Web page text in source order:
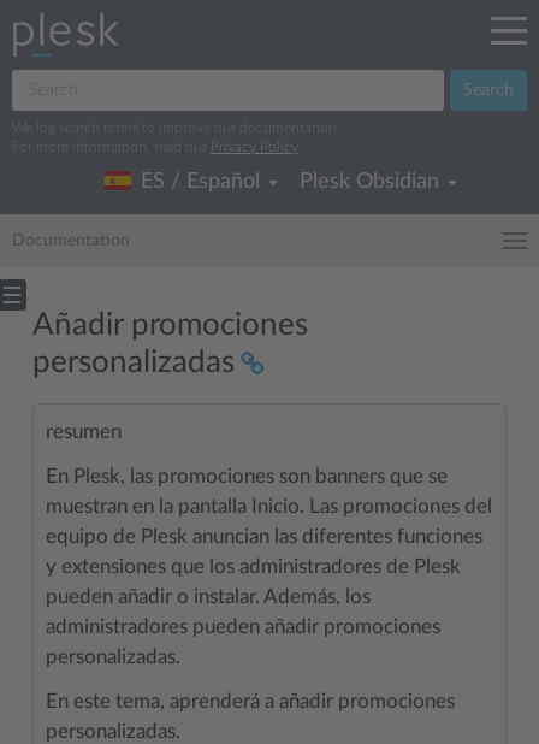
Search
We log search terms to improve our documentation.
For more information, read our
Privacy Policy
ES / Español Plesk Obsidian
Documentation
Añadir promociones
personalizadas
resumen
En Plesk, las promociones son banners que se
muestran en la pantalla Inicio. Las promociones del
equipo de Plesk anuncian las diferentes funciones
y extensiones que los administradores de Plesk
pueden añadir o instalar. Además, los
administradores pueden añadir promociones
personalizadas.
En este tema, aprenderá a añadir promociones
personalizadas.